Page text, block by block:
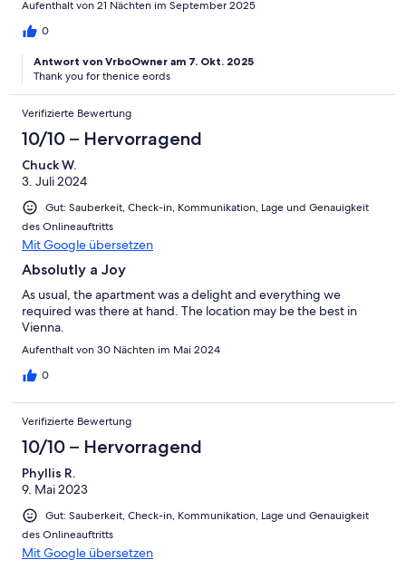
Aufenthalt von 21 Nächten im September 2025
0
Antwort von VrboOwner am 7. Okt. 2025
Thank you for thenice eords
Verifizierte Bewertung
10/10 – Hervorragend
Chuck W.
3. Juli 2024
Gut: Sauberkeit, Check-in, Kommunikation, Lage und Genauigkeit
des Onlineauftritts
Mit Google übersetzen
Absolutly a Joy
As usual, the apartment was a delight and everything we
required was there at hand. The location may be the best in
Vienna.
Aufenthalt von 30 Nächten im Mai 2024
0
Verifizierte Bewertung
10/10 – Hervorragend
Phyllis R.
9. Mai 2023
Gut: Sauberkeit, Check-in, Kommunikation, Lage und Genauigkeit
des Onlineauftritts
Mit Google übersetzen